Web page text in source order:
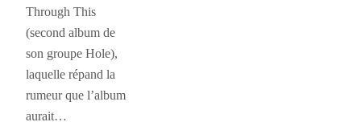
Through This
(second album de
son groupe Hole),
laquelle répand la
rumeur que l’album
aurait…